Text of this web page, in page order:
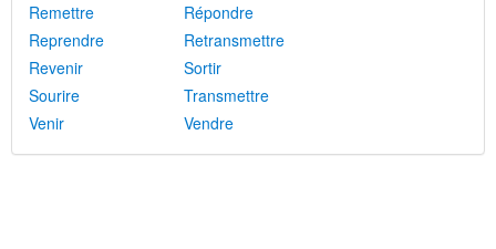
Remettre
Répondre
Reprendre
Retransmettre
Revenir
Sortir
Sourire
Transmettre
Venir
Vendre